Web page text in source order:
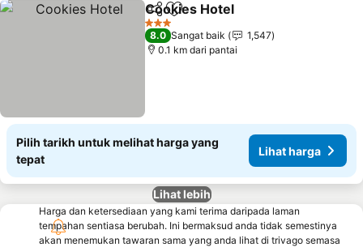
KongsiTambah ke favorit
Cookies Hotel
3 Bintang
8.0 Sangat baik
1,547
0.1 km dari pantai
Pilih tarikh untuk melihat harga yang
tepat
Lihat harga
Lihat lebih
Harga dan ketersediaan yang kami terima daripada laman
tempahan sentiasa berubah. Ini bermaksud anda tidak semestinya
akan menemukan tawaran sama yang anda lihat di trivago semasa